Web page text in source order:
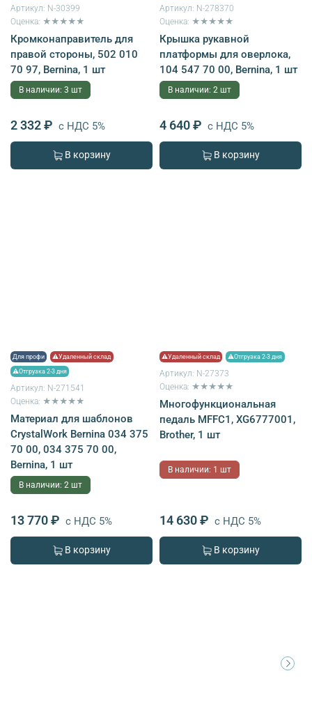
Артикул: N-30399
Оценка: ★★★★★
Кромконаправитель для
правой стороны, 502 010
70 97, Bernina, 1 шт
В наличии: 3 шт
2 332 ₽ с НДС 5%
В корзину
Артикул: N-278370
Оценка: ★★★★★
Крышка рукавной
платформы для оверлока,
104 547 70 00, Bernina, 1 шт
В наличии: 2 шт
4 640 ₽ с НДС 5%
В корзину
Для профи ⚠Удаленный склад
⚠Отгрузка 2-3 дня
Артикул: N-271541
Оценка: ★★★★★
Материал для шаблонов
CrystalWork Bernina 034 375
70 00, 034 375 70 00,
Bernina, 1 шт
В наличии: 2 шт
13 770 ₽ с НДС 5%
В корзину
⚠Удаленный склад ⚠Отгрузка 2-3 дня
Артикул: N-27373
Оценка: ★★★★★
Многофункциональная
педаль MFFC1, XG6777001,
Brother, 1 шт
В наличии: 1 шт
14 630 ₽ с НДС 5%
В корзину